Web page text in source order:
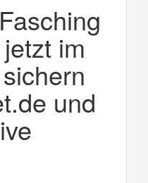
im
und